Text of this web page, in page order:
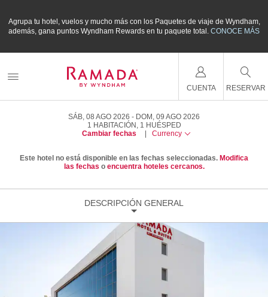
Agrupa tu hotel, vuelos y mucho más con los Paquetes de viaje de Wyndham,
además, gana puntos Wyndham Rewards en tu paquete total.CONOCE MÁS
CUENTA RESERVAR
SÁB, 08 AGO 2026
DOM, 09 AGO 2026
1 HABITACIÓN , 1 HUÉSPED
Cambiar fechas
Currency
Este hotel no está disponible en las fechas seleccionadas. Modifica
las fechas o encuentra hoteles cercanos.
DESCRIPCIÓN GENERAL